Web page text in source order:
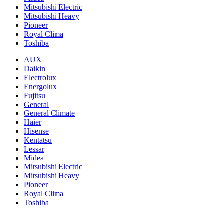
Mitsubishi Electric
Mitsubishi Heavy
Pioneer
Royal Clima
Toshiba
AUX
Daikin
Electrolux
Energolux
Fujitsu
General
General Climate
Haier
Hisense
Kentatsu
Lessar
Midea
Mitsubishi Electric
Mitsubishi Heavy
Pioneer
Royal Clima
Toshiba